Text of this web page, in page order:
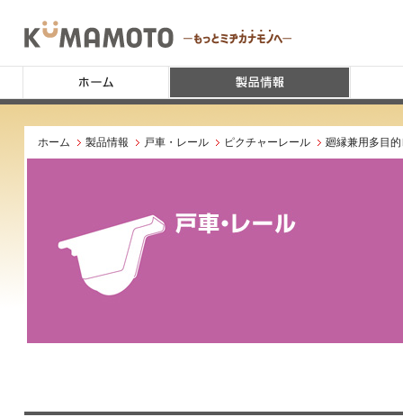
ホーム 製品情報 戸車・レール ピクチャーレール 廻縁兼用多目